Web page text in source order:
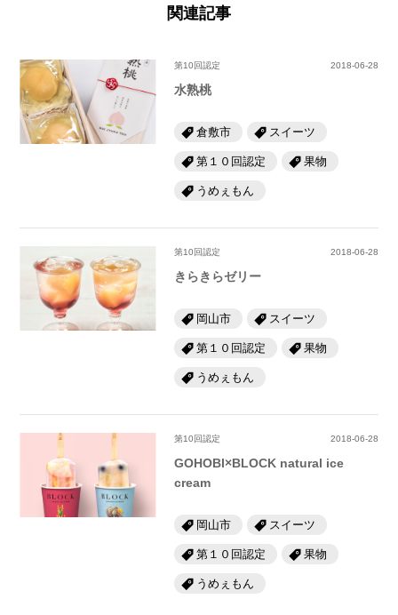
関連記事
第10回認定 2018-06-28
水熟桃
倉敷市 スイーツ
第１０回認定 果物
うめぇもん
第10回認定 2018-06-28
きらきらゼリー
岡山市 スイーツ
第１０回認定 果物
うめぇもん
第10回認定 2018-06-28
GOHOBI×BLOCK natural ice
cream
岡山市 スイーツ
第１０回認定 果物
うめぇもん